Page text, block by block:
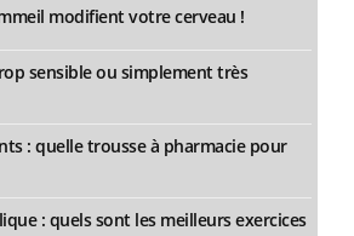
modifient votre cerveau !
sensible ou simplement très
: quelle trousse à pharmacie pour
: quels sont les meilleurs exercices